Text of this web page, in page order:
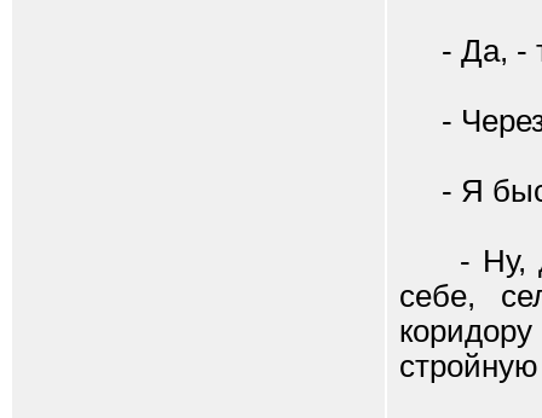
- Да, -
- Через
- Я
- Ну,
себе,